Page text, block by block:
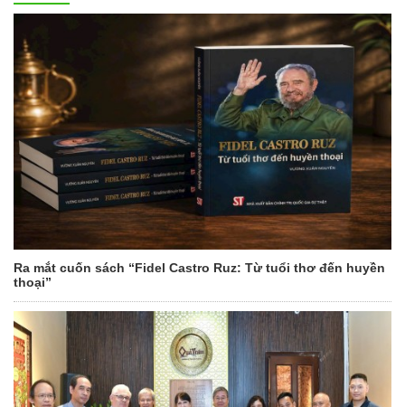
Ra mắt cuốn sách “Fidel Castro Ruz: Từ tuổi thơ đến huyền
thoại”